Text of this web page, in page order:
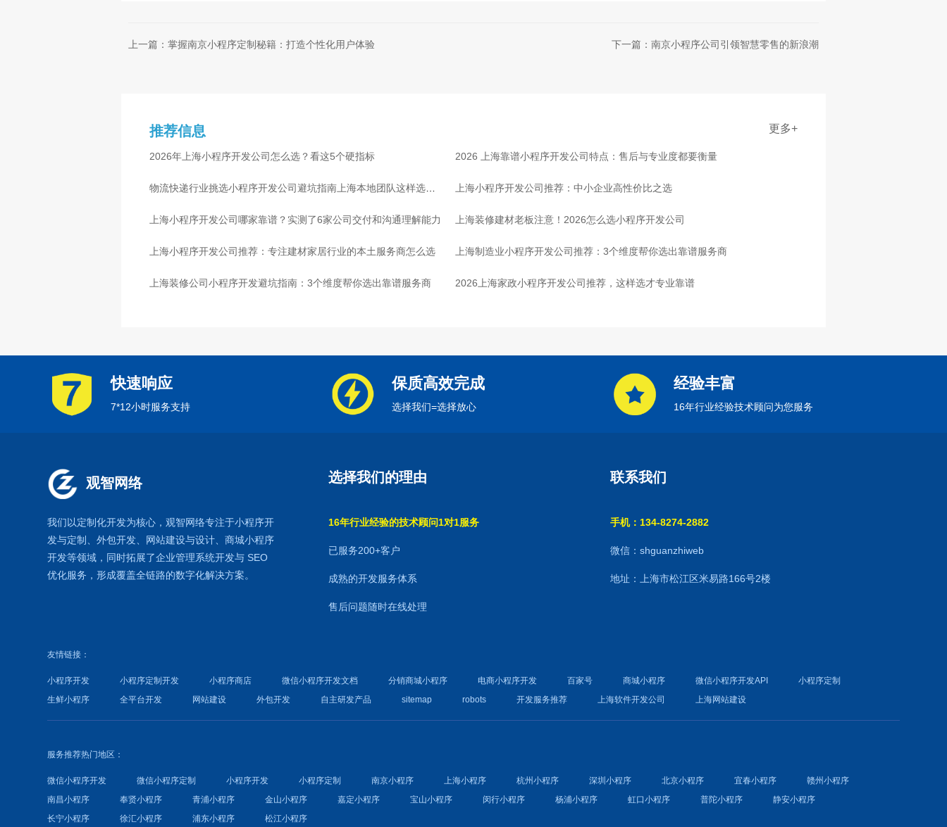
上一篇：掌握南京小程序定制秘籍：打造个性化用户体验 下一篇：南京小程序公司引领智慧零售的新浪潮
推荐信息 更多+
2026年上海小程序开发公司怎么选？看这5个硬指标 2026 上海靠谱小程序开发公司特点：售后与专业度都要衡量
物流快递行业挑选小程序开发公司避坑指南上海本地团队这样选放
心
上海小程序开发公司推荐：中小企业高性价比之选
上海小程序开发公司哪家靠谱？实测了6家公司交付和沟通理解能力 上海装修建材老板注意！2026怎么选小程序开发公司
上海小程序开发公司推荐：专注建材家居行业的本土服务商怎么选 上海制造业小程序开发公司推荐：3个维度帮你选出靠谱服务商
上海装修公司小程序开发避坑指南：3个维度帮你选出靠谱服务商 2026上海家政小程序开发公司推荐，这样选才专业靠谱
快速响应
7*12小时服务支持
保质高效完成
选择我们=选择放心
经验丰富
16年行业经验技术顾问为您服务
观智网络
我们以定制化开发为核心，观智网络专注于小程序开
发与定制、外包开发、 网站建设与设计、商城小程序
开发等领域，同时拓展了企业管理系统开发与 SEO
优化服务，形成覆盖全链路的数字化解决方案。
选择我们的理由
16年行业经验的技术顾问1对1服务
已服务200+客户
成熟的开发服务体系
售后问题随时在线处理
联系我们
手机：134-8274-2882
微信：shguanzhiweb
地址：上海市松江区米易路166号2楼
友情链接：
小程序开发 小程序定制开发 小程序商店 微信小程序开发文档 分销商城小程序 电商小程序开发 百家号 商城小程序 微信小程序开发API
小程序定制
生鲜小程序
全平台开发 网站建设 外包开发 自主研发产品 sitemap robots 开发服务推荐 上海软件开发公司 上海网站建设
服务推荐热门地区：
微信小程序开发 微信小程序定制 小程序开发 小程序定制 南京小程序 上海小程序 杭州小程序 深圳小程序 北京小程序 宜春小程序
赣州小程序
南昌小程序
奉贤小程序 青浦小程序 金山小程序 嘉定小程序 宝山小程序 闵行小程序 杨浦小程序 虹口小程序 普陀小程序
静安小程序
长宁小程序
徐汇小程序 浦东小程序 松江小程序